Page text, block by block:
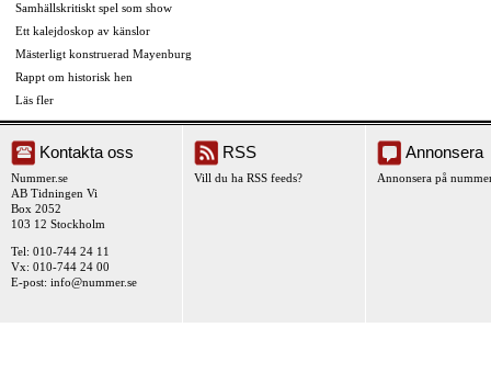
Samhällskritiskt spel som show
Ett kalejdoskop av känslor
Mästerligt konstruerad Mayenburg
Rappt om historisk hen
Läs fler
Kontakta oss
Nummer.se
AB Tidningen Vi
Box 2052
103 12 Stockholm
Tel: 010-744 24 11
Vx: 010-744 24 00
E-post: info@nummer.se
RSS
Vill du ha RSS feeds?
Annonsera
Annonsera på